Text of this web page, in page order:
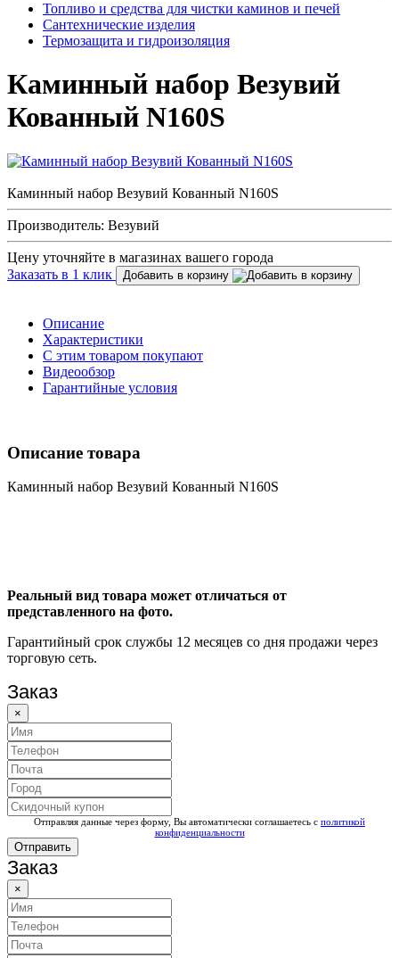
Топливо и средства для чистки каминов и печей
Сантехнические изделия
Термозащита и гидроизоляция
Каминный набор Везувий
Кованный N160S
Каминный набор Везувий Кованный N160S
Производитель: Везувий
Цену уточняйте в магазинах вашего города
Заказать в 1 клик
Добавить в корзину
Описание
Характеристики
С этим товаром покупают
Видеообзор
Гарантийные условия
Описание товара
Каминный набор Везувий Кованный N160S
Реальный вид товара может отличаться от
представленного на фото.
Гарантийный срок службы 12 месяцев со дня продажи через
торговую сеть.
Заказ
×
Отправляя данные через форму, Вы автоматически соглашаетесь с политикой
конфиденциальности
Отправить
Заказ
×